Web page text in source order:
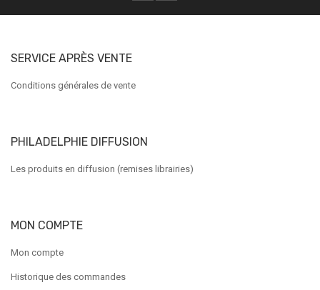
SERVICE APRÈS VENTE
Conditions générales de vente
PHILADELPHIE DIFFUSION
Les produits en diffusion (remises librairies)
MON COMPTE
Mon compte
Historique des commandes